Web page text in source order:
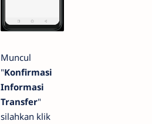
Muncul
"Konfirmasi
Informasi
Transfer"
silahkan klik